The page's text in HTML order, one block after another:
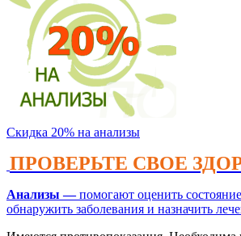
Скидка 20% на анализы
ПРОВЕРЬТЕ СВОЕ
Анализы —помогают оценить
обнаружить заболевания и назначить